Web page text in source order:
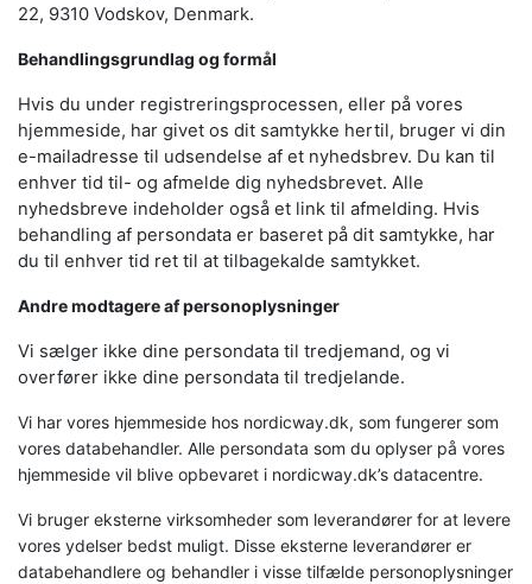
22, 9310 Vodskov, Denmark.
Behandlingsgrundlag og formål
Hvis du under registreringsprocessen, eller på vores
hjemmeside, har givet os dit samtykke hertil, bruger vi din
e-mailadresse til udsendelse af et nyhedsbrev. Du kan til
enhver tid til- og afmelde dig nyhedsbrevet. Alle
nyhedsbreve indeholder også et link til afmelding. Hvis
behandling af persondata er baseret på dit samtykke, har
du til enhver tid ret til at tilbagekalde samtykket.
Andre modtagere af personoplysninger
Vi sælger ikke dine persondata til tredjemand, og vi
overfører ikke dine persondata til tredjelande.
Vi har vores hjemmeside hos nordicway.dk, som fungerer som
vores databehandler. Alle persondata som du oplyser på vores
hjemmeside vil blive opbevaret i nordicway.dk’s datacentre.
Vi bruger eksterne virksomheder som leverandører for at levere
vores ydelser bedst muligt. Disse eksterne leverandører er
databehandlere og behandler i visse tilfælde personoplysninger